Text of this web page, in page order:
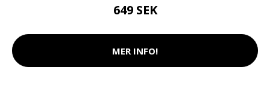
649 SEK
MER INFO!